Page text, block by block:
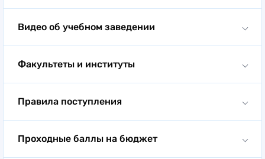
Видео об учебном заведении
Факультеты и институты
Образовательные программы:16 программ в
бакалавриате и специалитете, 20 программ в
магистратуре, 2 в СПО
Правила поступления
бакалавриат и специалитет необходимы результаты
Проходные баллы на бюджет